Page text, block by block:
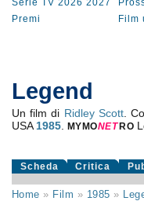
Serie TV 2026 2027
Premi
Film
Legend
Un film di Ridley Scott .
USA 1985. MYMONET RO
Scheda Critica
Home » Film » 1985 »